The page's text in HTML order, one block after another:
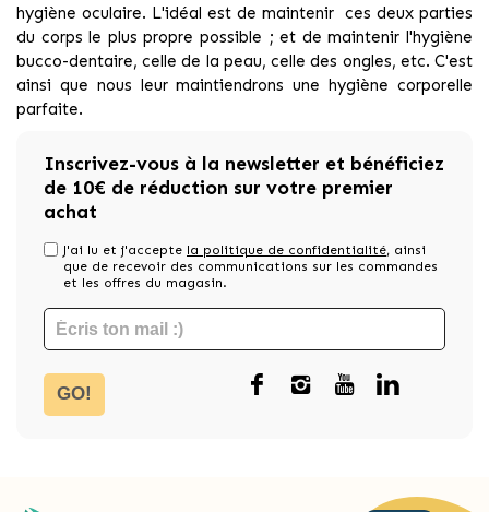
hygiène oculaire. L'idéal est de maintenir ces deux parties
du corps le plus propre possible ; et de maintenir l'hygiène
bucco-dentaire, celle de la peau, celle des ongles, etc. C'est
ainsi que nous leur maintiendrons une hygiène corporelle
parfaite.
Inscrivez-vous à la newsletter et bénéficiez
de 10€ de réduction sur votre premier
achat
J'ai lu et j'accepte la politique de confidentialité, ainsi
que de recevoir des communications sur les commandes
et les offres du magasin.
GO!